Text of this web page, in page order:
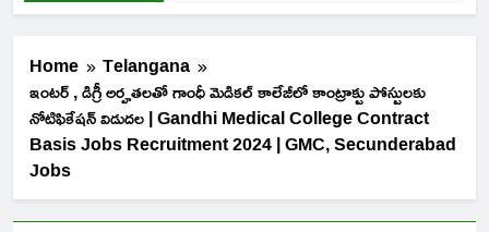
Home
Telangana
ఇంటర్ , డిగ్రీ అర్హతలతో గాంధీ మెడికల్ కాలేజీలో కాంట్రాక్టు పోస్టులకు
నోటిఫికేషన్ విడుదల | Gandhi Medical College Contract
Basis Jobs Recruitment 2024 | GMC, Secunderabad
Jobs